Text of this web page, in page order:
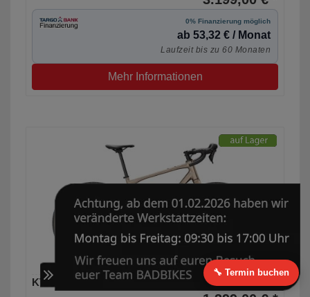
0% Finanzierung möglich
ab 53,32 € / Monat
Laufzeit bis zu 60 Monaten
Mehr Informationen
KTM Gravelator 15 Gravel Bike
🔧 Termin buchen